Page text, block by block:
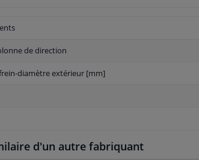
de direction
diamètre extérieur [mm]
d'un autre fabriquant